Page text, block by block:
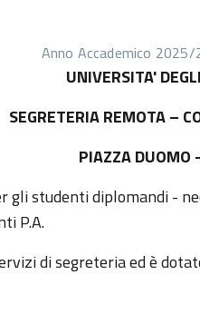
Anno Accademico
UNIVERSITA'
SEGRETERIA REMOTA –
PIAZZA DUOMO
gli studenti diplomandi -
P.A.
di segreteria ed è